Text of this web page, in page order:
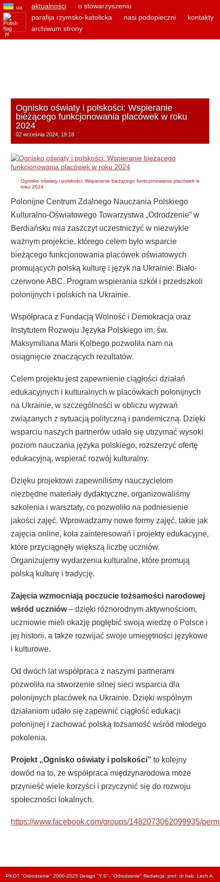
ua
pl
aktualności
o stowarzyszeniu
parafija rzymsko-katolicka
nasi podopieczni
kontakty
archiwum strony
Ognisko oświaty i polskości: Wspieranie
bieżącego funkcjonowania placówek w roku
2024
02 września 2024, 19:18
Ognisko oświaty i polskości: Wspieranie bieżącego funkcjonowania placówek w
roku 2024
Polonijne Centrum Zdalnego Nauczania Polskiego
Kulturalno-Oświatowego Towarzystwa „Odrodzenie” w
Berdiańsku mia zaszczyt uczestniczyć w niezwykle
ważnym projekcie, którego celem było wsparcie
bieżącego funkcjonowania placówek oświatowych
promujących polską kulturę i język na Ukrainie: Biało-
czerwone ABC. Program wspierania szkół i przedszkoli
polonijnych i polskich na Ukrainie.
Współpraca z Fundacją Wolność i Demokracja oraz
Instytutem Rozwoju Języka Polskiego im. św.
Maksymiliana Marii Kolbego pozwoliła nam na
osiągnięcie znaczących rezultatów.
Celem projektu jest zapewnienie ciągłości działań
edukacyjnych i kulturalnych w placówkach polonijnych
na Ukrainie, w szczególności w obliczu wyzwań
związanych z sytuacją polityczną i pandemiczną. Dzięki
wsparciu naszych partnerów udało się utrzymać wysoki
poziom nauczania języka polskiego, rozszerzyć ofertę
edukacyjną, wspierać rozwój kulturalny.
Dzięku projektowi zapewniliśmy nauczycielom
niezbędne materiały dydaktyczne, organizowaliśmy
szkolenia i warsztaty, co pozwoliło na podniesienie
jakości zajęć. Wprowadzamy nowe formy zajęć, takie jak
zajęcia online, koła zainteresowań i projekty edukacyjne,
które przyciągnęły większą liczbę uczniów.
Organizujemy wydarzenia kulturalne, które promują
polską kulturę i tradycję.
Zajęcia wzmocniają poczucie tożsamości narodowej
wśród uczniów– dzięki różnorodnym aktywnościom,
uczniowie mieli okazję pogłębić swoją wiedzę o Polsce i
jej historii, a także rozwijać swoje umiejętności językowe
i kulturowe.
Od dwóch lat współpraca z naszymi partnerami
pozwoliła na stworzenie silnej sieci wsparcia dla
polonijnych placówek na Ukrainie. Dzięki wspólnym
działaniom udało się zapewnić ciągłość edukacji
polonijnej i zachować polską tożsamość wśród młodego
pokolenia.
Projekt „Ognisko oświaty i polskości” to kolejny
dowód na to, że współpraca międzynarodowa może
przynieść wiele korzyści i przyczynić się do rozwoju
społeczności lokalnych.
https://www.facebook.com/groups/1482073062099935/
PKOT "Odrodzenie" 2000-2025 Design "Y.S"- "Odrodzenie" Redakcja: prof. dr hab. Lech A.